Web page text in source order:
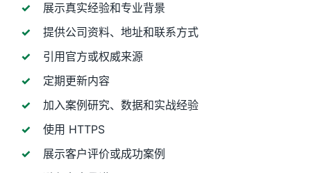
展示真实经验和专业背景
提供公司资料、地址和联系方式
引用官方或权威来源
定期更新内容
加入案例研究、数据和实战经验
使用 HTTPS
展示客户评价或成功案例